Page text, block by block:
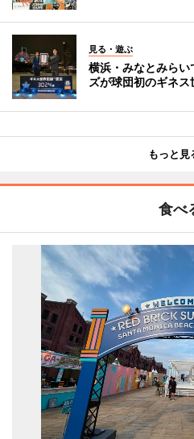
見る・遊ぶ
横浜・みなとみら
ズが球団初のギネス
もっと見
食べ